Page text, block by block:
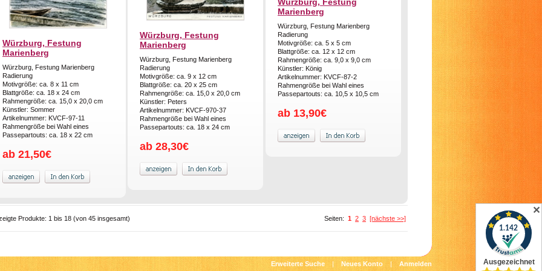
Würzburg, Festung
Marienberg
Würzburg, Festung Marienberg
Radierung
Motivgröße: ca. 8 x 11 cm
Blattgröße: ca. 18 x 24 cm
Rahmengröße: ca. 15,0 x 20,0 cm
Künstler: Sommer
Artikelnummer: KVCF-97-11
Rahmengröße bei Wahl eines
Passepartouts: ca. 18 x 22 cm
ab 21,50€
Würzburg, Festung
Marienberg
Würzburg, Festung Marienberg
Radierung
Motivgröße: ca. 9 x 12 cm
Blattgröße: ca. 20 x 25 cm
Rahmengröße: ca. 15,0 x 20,0 cm
Künstler: Peters
Artikelnummer: KVCF-970-37
Rahmengröße bei Wahl eines
Passepartouts: ca. 18 x 24 cm
ab 28,30€
Marienberg
Würzburg, Festung Marienberg
Radierung
Motivgröße: ca. 5 x 5 cm
Blattgröße: ca. 12 x 12 cm
Rahmengröße: ca. 9,0 x 9,0 cm
Künstler: König
Artikelnummer: KVCF-87-2
Rahmengröße bei Wahl eines
Passepartouts: ca. 10,5 x 10,5 cm
ab 13,90€
Produkte: 1 bis 18 (von 45 insgesamt) Seiten: 1 2 3 [nächste >>]
Erweiterte Suche | Neues Konto | Anmelden
✕